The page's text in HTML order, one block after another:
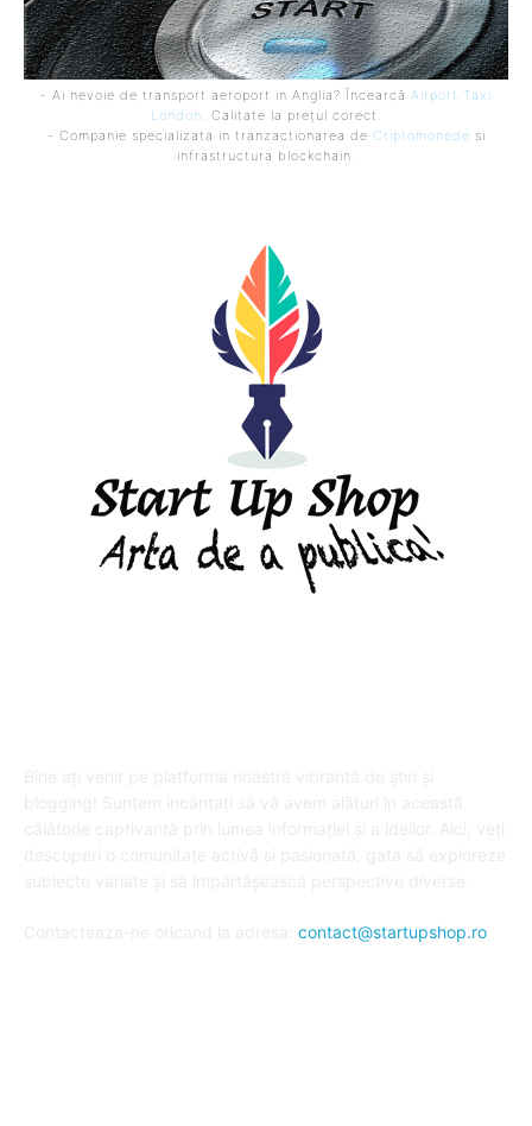
- Ai nevoie de transport aeroport in Anglia? Încearcă Airport Taxi
London . Calitate la prețul corect.
- Companie specializata in tranzactionarea de Criptomonede si
infrastructura blockchain.
contact@startupshop.ro